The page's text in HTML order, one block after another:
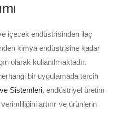
içecek endüstrisinden ilaç
kimya endüstrisine kadar
olarak kullanılmaktadır.
bir uygulamada tercih
Sistemleri, endüstriyel üretim
artırır ve ürünlerin